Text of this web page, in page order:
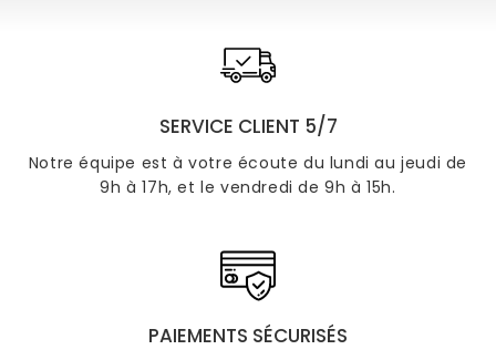
SERVICE CLIENT 5/7
Notre équipe est à votre écoute du lundi au jeudi de
9h à 17h, et le vendredi de 9h à 15h.
PAIEMENTS SÉCURISÉS